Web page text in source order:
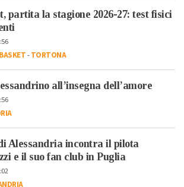
partita la stagione 2026-27: test fisici
-TORTONA
all’insegna dell’amore
Alessandria incontra il pilota
e il suo fan club in Puglia